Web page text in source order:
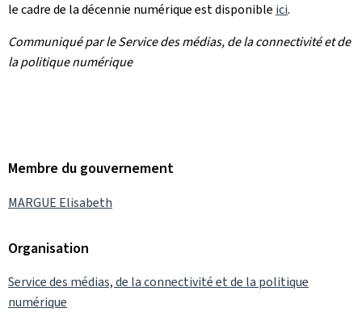
le cadre de la décennie numérique est disponible ici.
Communiqué par le Service des médias, de la connectivité et de
la politique numérique
Membre du gouvernement
MARGUE Elisabeth
Organisation
Service des médias, de la connectivité et de la politique
numérique